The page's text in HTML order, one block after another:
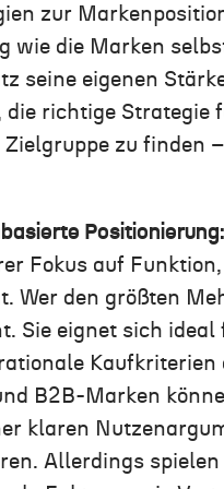
zur
wie die Marken
seine eigenen
die richtige Strategie
Zielgruppe zu finden
Positionierung:
Fokus auf
Wer den größten
Sie eignet sich
Kaufkriterien
B2B-Marken
klaren
Allerdings